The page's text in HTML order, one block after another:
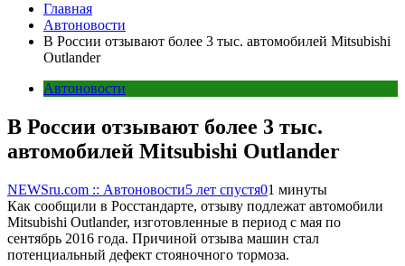
Главная
Автоновости
В России отзывают более 3 тыс. автомобилей Mitsubishi
Outlander
Автоновости
В России отзывают более 3 тыс.
автомобилей Mitsubishi Outlander
NEWSru.com :: Автоновости5 лет спустя01 минуты
Как сообщили в Росстандарте, отзыву подлежат автомобили
Mitsubishi Outlander, изготовленные в период с мая по
сентябрь 2016 года. Причиной отзыва машин стал
потенциальный дефект стояночного тормоза.